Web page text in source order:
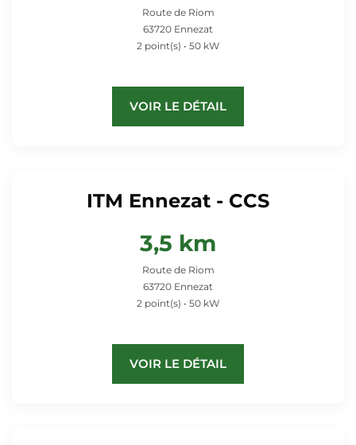
Route de Riom
63720 Ennezat
2 point(s) • 50 kW
VOIR LE DÉTAIL
ITM Ennezat - CCS
3,5 km
Route de Riom
63720 Ennezat
2 point(s) • 50 kW
VOIR LE DÉTAIL